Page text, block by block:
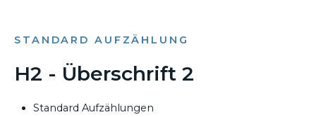
STANDARD AUFZÄHLUNG
H2 - Überschrift 2
Standard Aufzählungen